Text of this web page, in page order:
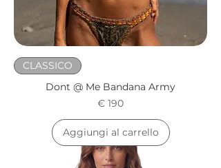
CLASSICO
Dont @ Me Bandana Army
Prezzo
€ 190
Aggiungi al carrello